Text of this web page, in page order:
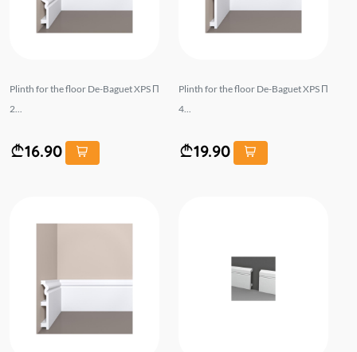
Plinth for the floor De-Baguet XPS П
2...
16.90
Plinth for the floor De-Baguet XPS П
4...
19.90